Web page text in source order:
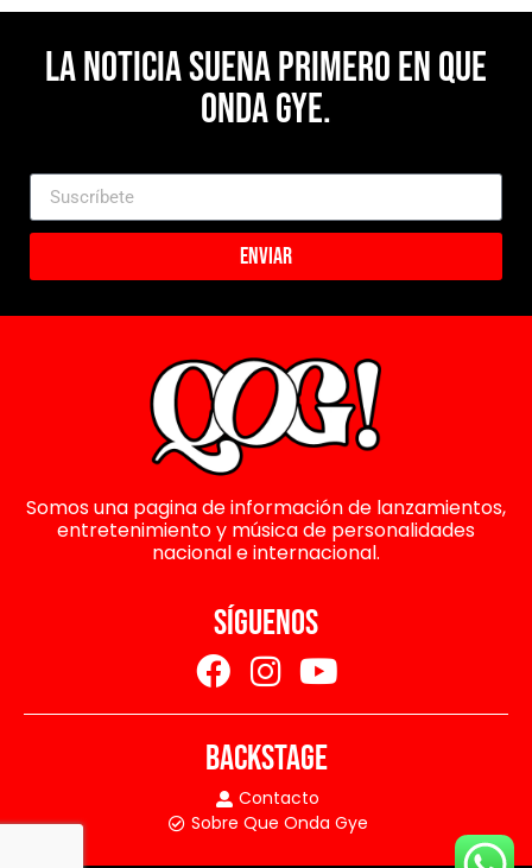
La noticia suena primero en Que
Onda Gye.
Enviar
Somos una pagina de información de lanzamientos,
entretenimiento y música de personalidades
nacional e internacional.
SÍGUENOS
BACKSTAGE
Contacto
Sobre Que Onda Gye